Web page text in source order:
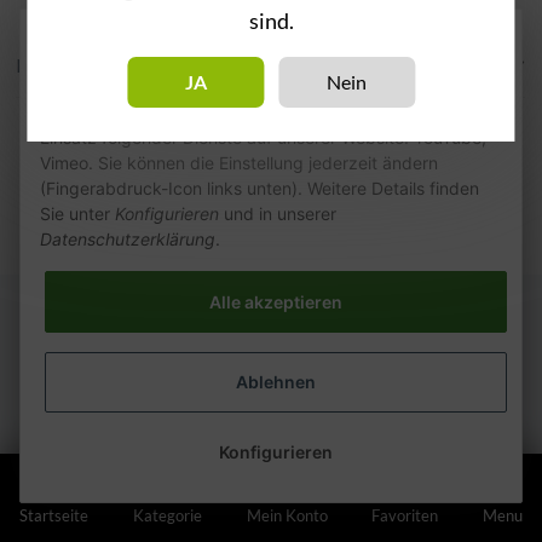
Wie wir Cookies & Co nutzen
Durch Klicken auf „Alle akzeptieren“ gestatten Sie den
Einsatz folgender Dienste auf unserer Website: YouTube,
Vimeo. Sie können die Einstellung jederzeit ändern
(Fingerabdruck-Icon links unten). Weitere Details finden
Sie unter Konfigurieren und in unserer
Datenschutzerklärung.
Alle akzeptieren
Ablehnen
Konfigurieren
Kategorien
Startseite Kategorie Mein Konto Favoriten Menu
sind.
JA Nein